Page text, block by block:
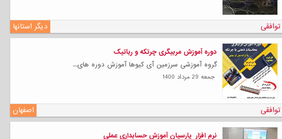
دیگر استانها توافقی
دوره آموزش مربیگری چرتکه و رباتیک
گروه آموزشی سرزمین آی کیوها آموزش دوره های...
جمعه 29 مرداد 1400
اصفهان توافقی
نرم افزار پارسیان آموزش حسابداری عملی